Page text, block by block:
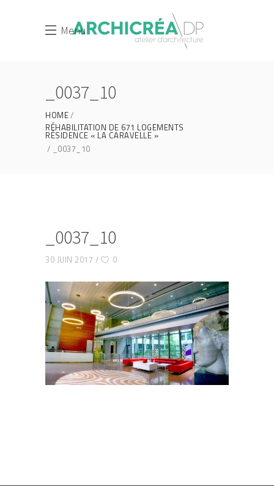
Menu
_0037_10
HOME
RÉHABILITATION DE 671 LOGEMENTS
RÉSIDENCE « LA CARAVELLE »
_0037_10
_0037_10
30 JUIN 2017 0